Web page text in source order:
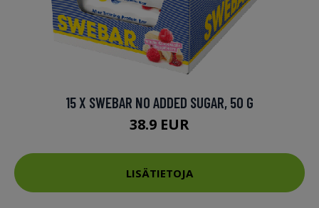
15 X SWEBAR NO ADDED SUGAR, 50 G
38.9 EUR
LISÄTIETOJA